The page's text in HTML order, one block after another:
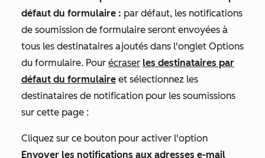
défaut du formulaire : par défaut, les notifications
de soumission de formulaire seront envoyées à
tous les destinataires ajoutés dans l'onglet Options
du formulaire. Pour écraser les destinataires par
défaut du formulaire et sélectionnez les
destinataires de notification pour les soumissions
sur cette page :
Cliquez sur ce bouton pour activer l'option
Envoyer les notifications aux adresses e-mail